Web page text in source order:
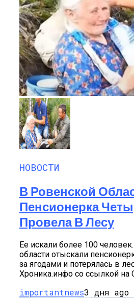
Семейное
Хранит Свои
НОВОСТИ
В Ровенской
Пенсионерка
Провела В Лесу
Ее искали более 100
области отыскали
за ягодами и потерялась в
Хроника.инфо со ссылкой на
importantnews3 дня ago